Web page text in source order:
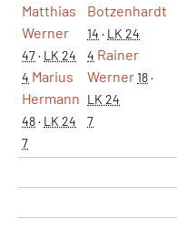
Matthias
Werner
47· LK 24
4 Marius
Hermann
48· LK 24
7
Botzenhardt
14 · LK 24
4 Rainer
Werner18·
LK 24
7